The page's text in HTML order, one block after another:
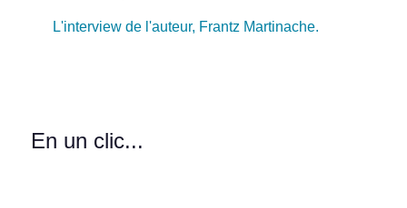
L'interview de l'auteur, Frantz Martinache.
En un clic...